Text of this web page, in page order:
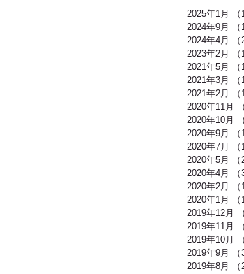
2025年1月 （
2024年9月
（
2024年4月
（
2023年2月
（
2021年5月
（
2021年3月
（
2021年2月
（
2020年11月
2020年10月
2020年9月
（
2020年7月
（
2020年5月
（
2020年4月
（
2020年2月
（
2020年1月
（
2019年12月
2019年11月
2019年10月
2019年9月
（
2019年8月
（